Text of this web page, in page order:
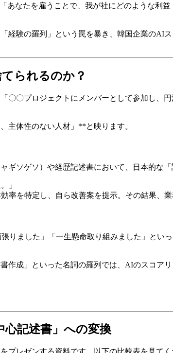
なたを雇うことで、我が社にどのような利
経験の羅列」という罠を暴き、韓国企業のAI
られるのか？
〇〇プロジェクトにメンバーとして参加し、
主体性のない人材」**と映ります。
ソゲソ）や経歴記述書において、日本的な
」
率を特定し、自ら改善案を提示。その結果、業
りました」「一生懸命取り組みました」とい
成」といった名詞の羅列では、AIのスコア
心記述書」への変換